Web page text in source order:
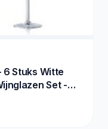
6 Stuks Witte
Set -